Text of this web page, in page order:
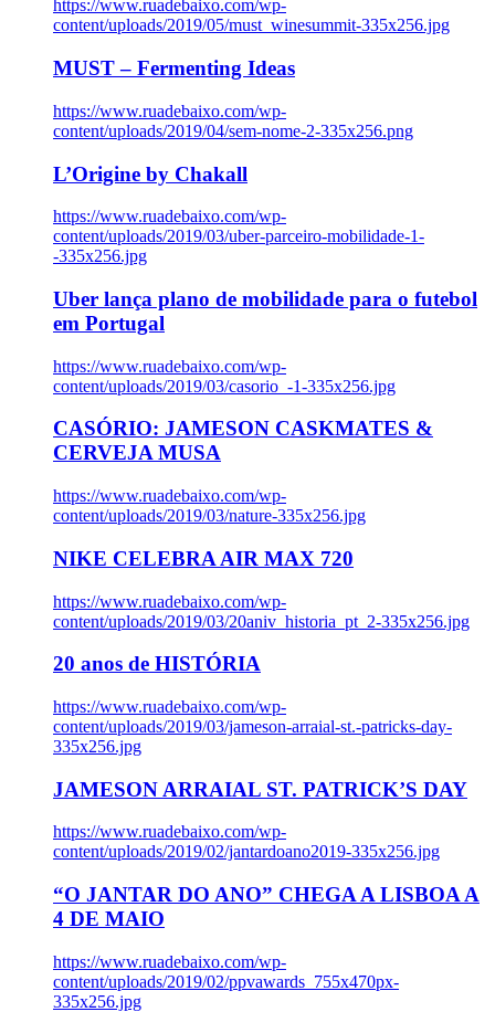
https://www.ruadebaixo.com/wp-
content/uploads/2019/05/must_winesummit-335x256.jpg
MUST – Fermenting Ideas
https://www.ruadebaixo.com/wp-
content/uploads/2019/04/sem-nome-2-335x256.png
L’Origine by Chakall
https://www.ruadebaixo.com/wp-
content/uploads/2019/03/uber-parceiro-mobilidade-1-
-335x256.jpg
Uber lança plano de mobilidade para o futebol
em Portugal
https://www.ruadebaixo.com/wp-
content/uploads/2019/03/casorio_-1-335x256.jpg
CASÓRIO: JAMESON CASKMATES &
CERVEJA MUSA
https://www.ruadebaixo.com/wp-
content/uploads/2019/03/nature-335x256.jpg
NIKE CELEBRA AIR MAX 720
https://www.ruadebaixo.com/wp-
content/uploads/2019/03/20aniv_historia_pt_2-335x256.jpg
20 anos de HISTÓRIA
https://www.ruadebaixo.com/wp-
content/uploads/2019/03/jameson-arraial-st.-patricks-day-
335x256.jpg
JAMESON ARRAIAL ST. PATRICK’S DAY
https://www.ruadebaixo.com/wp-
content/uploads/2019/02/jantardoano2019-335x256.jpg
“O JANTAR DO ANO” CHEGA A LISBOA A
4 DE MAIO
https://www.ruadebaixo.com/wp-
content/uploads/2019/02/ppvawards_755x470px-
335x256.jpg